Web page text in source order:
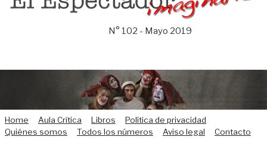
N° 102 - Mayo 2019
Home Aula Crítica Libros
Política de privacidad
Quiénes somos
Todos los números Aviso legal Contacto